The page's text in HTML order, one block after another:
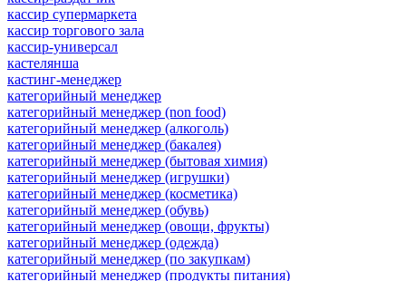
кассир супермаркета
кассир торгового зала
кассир-универсал
кастелянша
кастинг-менеджер
категорийный менеджер
категорийный менеджер (non food)
категорийный менеджер (алкоголь)
категорийный менеджер (бакалея)
категорийный менеджер (бытовая химия)
категорийный менеджер (игрушки)
категорийный менеджер (косметика)
категорийный менеджер (обувь)
категорийный менеджер (овощи, фрукты)
категорийный менеджер (одежда)
категорийный менеджер (по закупкам)
категорийный менеджер (продукты питания)